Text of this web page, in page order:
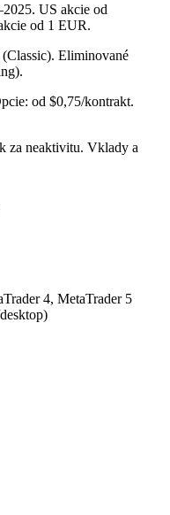
US akcie od
od 1 EUR.
Eliminované
od $0,75/kontrakt.
za neaktivitu. Vklady a
4, MetaTrader 5